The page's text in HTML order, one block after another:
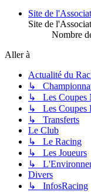
Site de
Site de
Nombre
Aller à
Actualité du
↳
↳ Les Coupes
↳ Les Coupes
↳ Transferts
Le Club
↳ Le Racing
↳ Les Joueurs
↳
Divers
↳ InfosRacing